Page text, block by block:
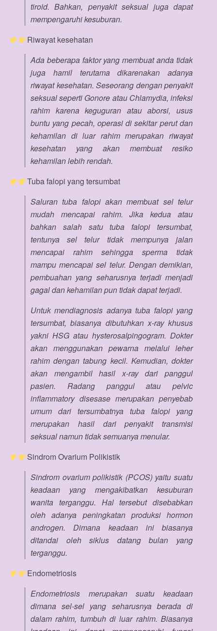
tiroid. Bahkan, penyakit seksual juga dapat
mempengaruhi kesuburan.
Riwayat kesehatan
Ada beberapa faktor yang membuat anda tidak
juga hamil terutama dikarenakan adanya
riwayat kesehatan. Seseorang dengan penyakit
seksual seperti Gonore atau Chlamydia, infeksi
rahim karena keguguran atau aborsi, usus
buntu yang pecah, operasi di sekitar perut dan
kehamilan di luar rahim merupakan riwayat
kesehatan yang akan membuat resiko
kehamilan lebih rendah.
Tuba falopi yang tersumbat
Saluran tuba falopi akan membuat sel telur
mudah mencapai rahim. Jika kedua atau
bahkan salah satu tuba falopi tersumbat,
tentunya sel telur tidak mempunya jalan
mencapai rahim sehingga sperma tidak
mampu mencapai sel telur. Dengan demikian,
pembuahan yang seharusnya terjadi menjadi
gagal dan kehamilan pun tidak dapat terjadi.
Untuk mendiagnosis adanya tuba falopi yang
tersumbat, biasanya dibutuhkan x-ray khusus
yakni HSG atau hysterosalpingogram. Dokter
akan menggunakan pewarna melalui leher
rahim dengan tabung kecil. Kemudian, dokter
akan mengambil hasil x-ray dari panggul
pasien. Radang panggul atau pelvic
inflammatory disesase merupakan penyebab
umum dari tersumbatnya tuba falopi yang
merupakan hasil dari penyakit transmisi
seksual namun tidak semuanya menular.
Sindrom Ovarium Polikistik
Sindrom ovarium polikistik (PCOS) yaitu suatu
keadaan yang mengakibatkan kesuburan
wanita terganggu. Hal tersebut disebabkan
oleh adanya peningkatan produksi hormon
androgen. Dimana keadaan ini biasanya
ditandai oleh siklus datang bulan yang
terganggu.
Endometriosis
Endometriosis merupakan suatu keadaan
dimana sel-sel yang seharusnya berada di
dalam rahim, tumbuh di luar rahim. Biasanya